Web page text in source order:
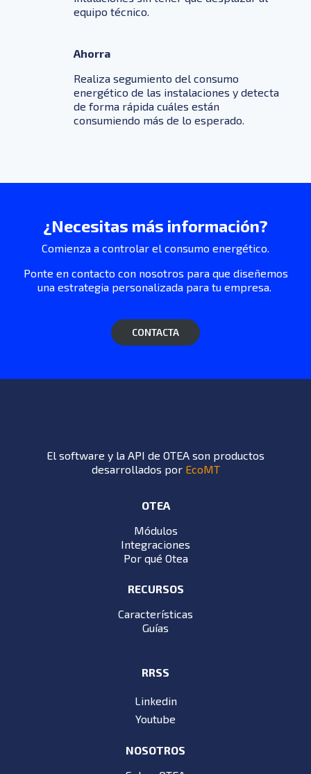
equipo técnico.
Ahorra
Realiza segumiento del consumo
energético de las instalaciones y detecta
de forma rápida cuáles están
consumiendo más de lo esperado.
¿Necesitas más información?
Comienza a controlar el consumo energético.
Ponte en contacto con nosotros para que diseñemos
una estrategia personalizada para tu empresa.
CONTACTA
El software y la API de OTEA son productos
desarrollados por EcoMT
OTEA
Módulos
Integraciones
Por qué Otea
RECURSOS
Características
Guías
RRSS
Linkedin
Youtube
NOSOTROS